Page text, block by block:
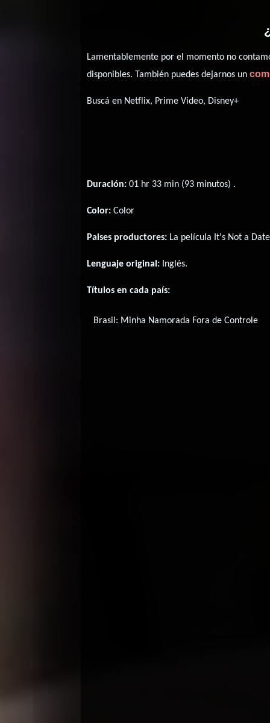
Lamentablemente por el momento no
disponibles. También puedes dejarnos un
Buscá en Netflix, Prime Video, Disney+
Duración: 01 hr 33 min (93 minutos) .
Color: Color
Paises productores: La película It's Not a
Lenguaje original: Inglés.
Títulos en cada país:
Brasil: Minha Namorada Fora de Controle